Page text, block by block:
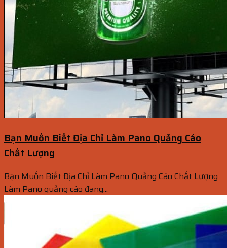
Bạn Muốn Biết Địa Chỉ Làm Pano Quảng Cáo
Chất Lượng
Bạn Muốn Biết Địa Chỉ Làm Pano Quảng Cáo Chất Lượng
Làm Pano quảng cáo đang...